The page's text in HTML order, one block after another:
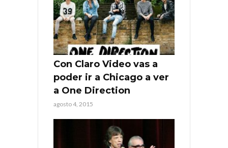
Con Claro Video vas a
poder ir a Chicago a ver
a One Direction
agosto 4, 2015